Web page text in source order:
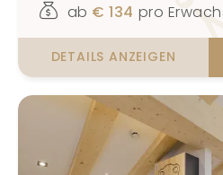
ab € 134 pro
DETAILS ANZEIGEN